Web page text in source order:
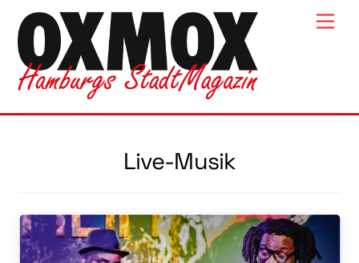
content
Live-Musik